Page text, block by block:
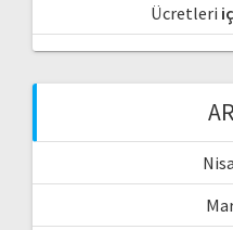
Ücretleri